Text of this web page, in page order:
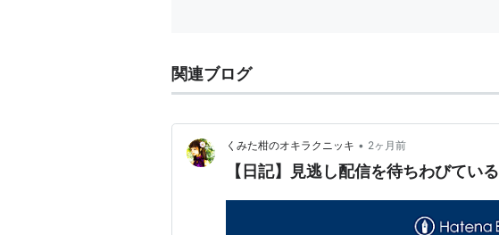
関連ブログ
くみた柑のオキラクニッキ • 2ヶ月前
【日記】見逃し配信を待ちわびている